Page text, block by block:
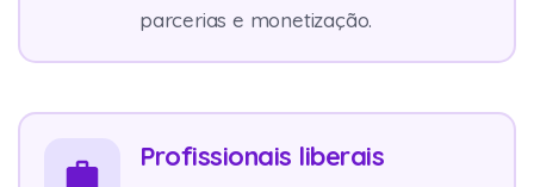
parcerias e monetização.
Profissionais liberais